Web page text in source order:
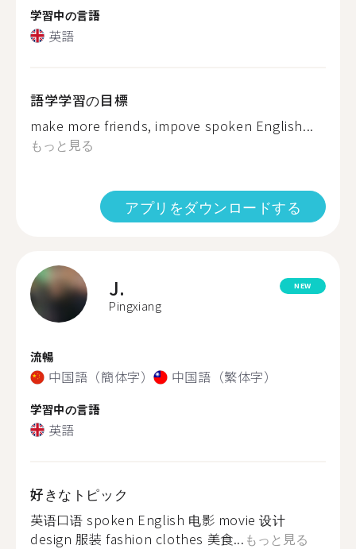
学習中の言語
英語
語学学習の目標
make more friends, impove spoken English...
もっと見る
アプリをダウンロードする
J.
Pingxiang
NEW
流暢
中国語（簡体字） 中国語（繁体字）
学習中の言語
英語
好きなトピック
英语口语 spoken English 电影 movie 设计
design 服装 fashion clothes 美食... もっと見る